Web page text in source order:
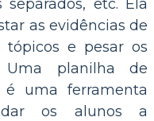
separados, etc. Ela
as evidências de
e pesar os
planilha de
é uma ferramenta
os alunos a